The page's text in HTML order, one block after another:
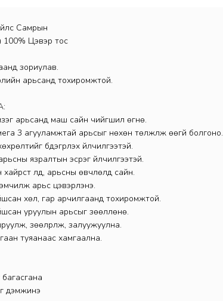
Самрын
100% Цэвэр тос
зориулав.
арьсанд тохиромжтой.
арьсанд маш сайн чийгшил өгнө.
3 агууламжтай арьсыг нөхөн төлжүүлж өөгүй болгоно.
бүдэгрүүлэх үйлчилгээтэй.
язралтын эсрэг үйлчилгээтэй.
үлд, арьсны өвчлөлд сайн.
арьс цэвэрлэнэ.
хөл, гар арчилгаанд тохиромжтой.
уруулын арьсыг зөөллөнө.
зөөлрүүлж, залуужуулна.
туяанаас хамгаална.
дэмжинэ